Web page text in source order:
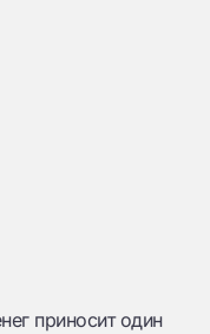
приносит один